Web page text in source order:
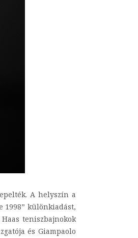
A helyszín a
1998” különkiadást,
teniszbajnokok
és Giampaolo